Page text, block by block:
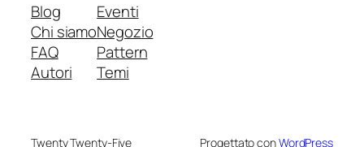
Blog
Chi siamo
FAQ
Autori
Eventi
Negozio
Pattern
Temi
Twenty Twenty-Five Progettato conWordPress